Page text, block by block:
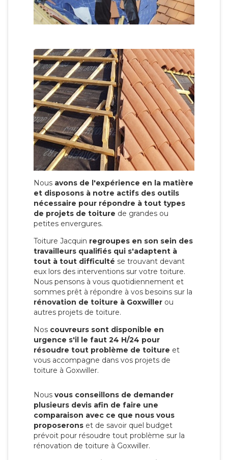
Nous avons de l'expérience en la matière
et disposons à notre actifs des outils
nécessaire pour répondre à tout types
de projets de toiture de grandes ou
petites envergures.
Toiture Jacquin regroupes en son sein des
travailleurs qualifiés qui s'adaptent à
tout à tout difficulté se trouvant devant
eux lors des interventions sur votre toiture.
Nous pensons à vous quotidiennement et
sommes prêt à répondre à vos besoins sur la
rénovation de toiture à Goxwiller ou
autres projets de toiture.
Nos couvreurs sont disponible en
urgence s'il le faut 24 H/24 pour
résoudre tout problème de toiture et
vous accompagne dans vos projets de
toiture à Goxwiller.
Nous vous conseillons de demander
plusieurs devis afin de faire une
comparaison avec ce que nous vous
proposerons et de savoir quel budget
prévoit pour résoudre tout problème sur la
rénovation de toiture à Goxwiller.